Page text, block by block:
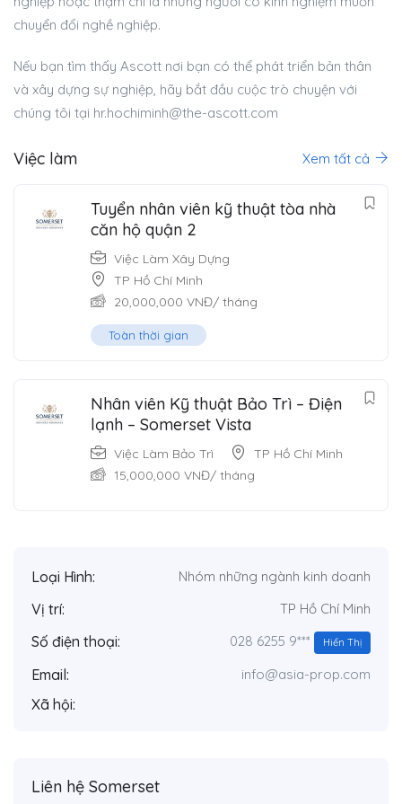
chuyển đổi nghề nghiệp.
Nếu bạn tìm thấy Ascott nơi bạn có thể phát triển bản thân
và xây dựng sự nghiệp, hãy bắt đầu cuộc trò chuyện với
chúng tôi tại hr.hochiminh@the-ascott.com
Việc làm Xem tất cả
Tuyển nhân viên kỹ thuật tòa nhà
căn hộ quận 2
Việc Làm Xây Dựng
TP Hồ Chí Minh
20,000,000 VNĐ/ tháng
Toàn thời gian
Nhân viên Kỹ thuật Bảo Trì – Điện
lạnh – Somerset Vista
Việc Làm Bảo Trì
TP Hồ Chí Minh
15,000,000 VNĐ/ tháng
Loại Hình: Nhóm những ngành kinh doanh
Vị trí: TP Hồ Chí Minh
Số điện thoại: 028 6255 9*** Hiển Thị
Email: info@asia-prop.com
Xã hội:
Liên hệ Somerset